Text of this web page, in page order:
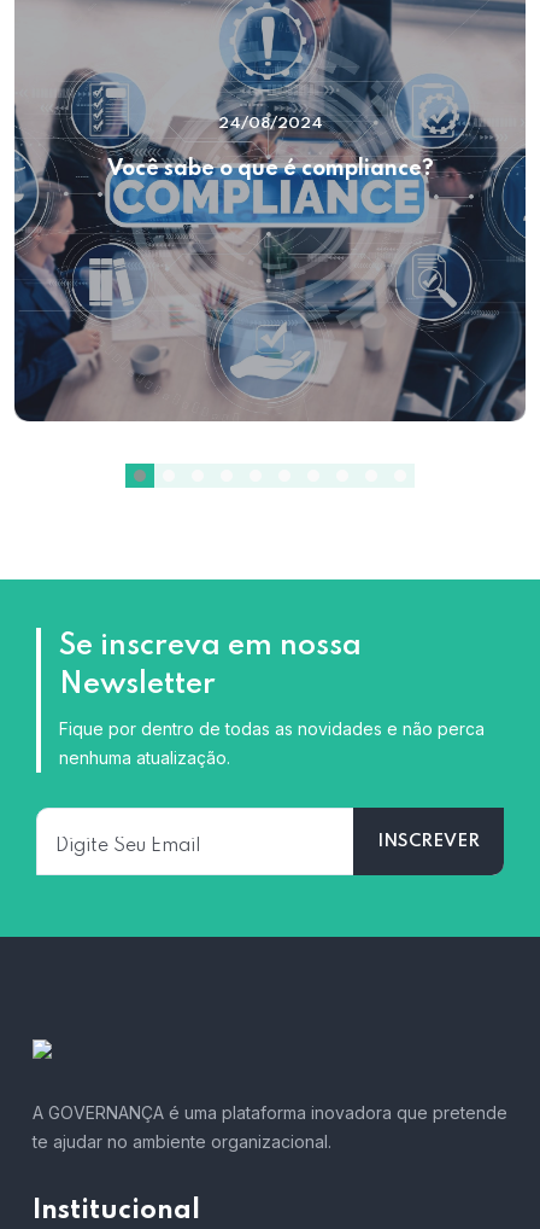
24/08/2024
Você sabe o que é compliance?
Se inscreva em nossa
Newsletter
Fique por dentro de todas as novidades e não perca
nenhuma atualização.
A GOVERNANÇA é uma plataforma inovadora que pretende
te ajudar no ambiente organizacional.
Institucional